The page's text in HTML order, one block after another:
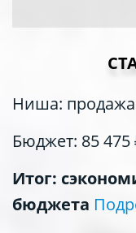
Ниша:
Бюджет: 85 475
Итог:
бюджета